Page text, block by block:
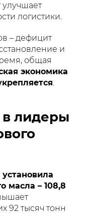
улучшает
логистики.
– дефицит
и
общая
экономика
.
лидеры
масла – 108,8
92 тысяч тонн